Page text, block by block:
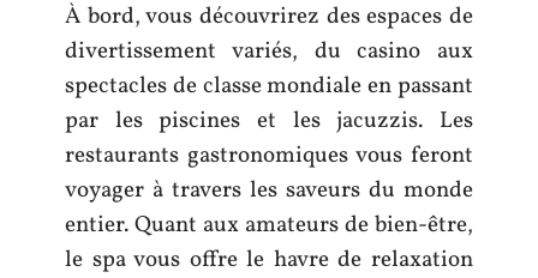
À bord, vous découvrirez des espaces de
divertissement variés, du casino aux
spectacles de classe mondiale en passant
par les piscines et les jacuzzis. Les
restaurants gastronomiques vous feront
voyager à travers les saveurs du monde
entier. Quant aux amateurs de bien-être,
le spa vous offre le havre de relaxation